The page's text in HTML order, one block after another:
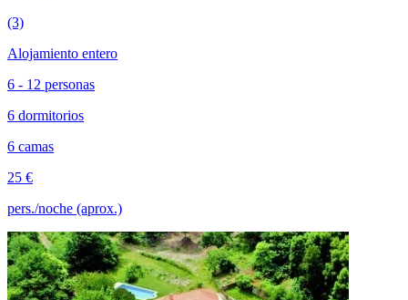
(3)
Alojamiento entero
6 - 12 personas
6 dormitorios
6 camas
25 €
pers./noche (aprox.)